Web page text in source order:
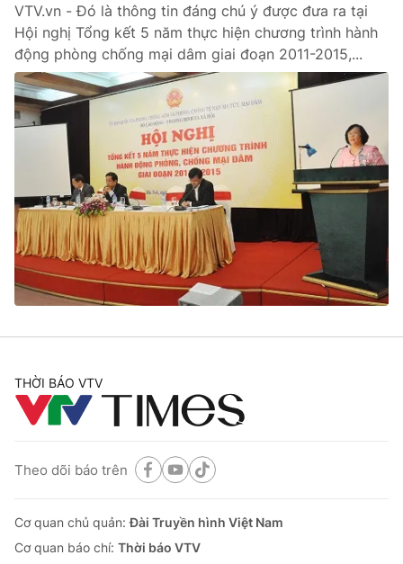
Phó Tổng Biên tập:Nguyễn Thị Mỹ Hạnh, Phạm Quốc Thắng,
Nguyễn Trọng Ninh
Tổng đài VTV: 024.38 355 931 - 024.38 355 932
Ðiện thoại Thời báo VTV:024.66 897 897
Email:toasoan@vtv.vn
Liên hệ quảng cáo:
024-7300.7108
® Cấm sao chép dưới mọi hình thức nếu không có sự chấp
thuận bằng văn bản. Ghi rõ nguồn VTV.vn khi phát hành lại
thông tin từ website này.
VTV.vn - Đó là thông tin đáng chú ý được đưa ra tại
Hội nghị Tổng kết 5 năm thực hiện chương trình hành
động phòng chống mại dâm giai đoạn 2011-2015,...
THỜI BÁO VTV
Theo dõi báo trên
Cơ quan chủ quản:Đài Truyền hình Việt Nam
Cơ quan báo chí: Thời báo VTV